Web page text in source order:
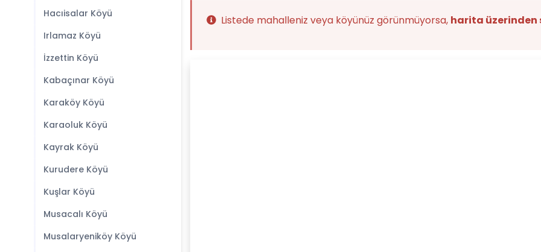
Hacıisalar Köyü
Irlamaz Köyü
İzzettin Köyü
Kabaçınar Köyü
Karaköy Köyü
Karaoluk Köyü
Kayrak Köyü
Kurudere Köyü
Kuşlar Köyü
Musacalı Köyü
Musalaryeniköy Köyü
Listede mahalleniz veya köyünüz görünmüyorsa, harita üzerinden